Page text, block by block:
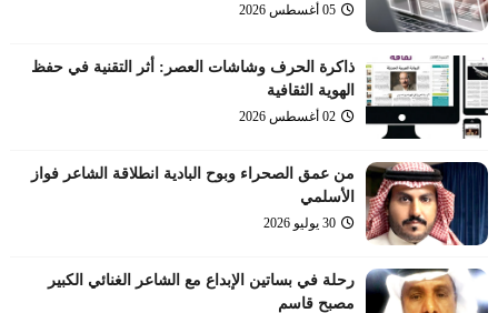
05 أغسطس 2026
ذاكرة الحرف وشاشات العصر: أثر التقنية في حفظ
الهوية الثقافية
02 أغسطس 2026
من عمق الصحراء وبوح البادية انطلاقة الشاعر فواز
الأسلمي
30 يوليو 2026
رحلة في بساتين الإبداع مع الشاعر الغنائي الكبير
مصبح قاسم